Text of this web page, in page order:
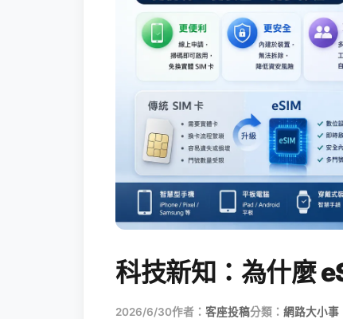
科技新知：為什麼
2026/6/30作者： 客座投稿分類： 網路大小事